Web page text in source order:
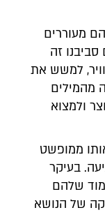
מעוררים
זה
למשש את
מהמילים
ולמצוא
ממופשט
בעיקר
שלהם
של הנושא